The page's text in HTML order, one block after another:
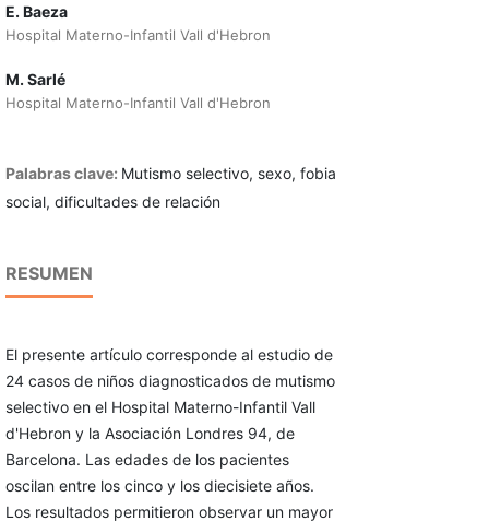
E. Baeza
Hospital Materno-Infantil Vall d'Hebron
M. Sarlé
Hospital Materno-Infantil Vall d'Hebron
Palabras clave: Mutismo selectivo, sexo, fobia
social, dificultades de relación
RESUMEN
El presente artículo corresponde al estudio de
24 casos de niños diagnosticados de mutismo
selectivo en el Hospital Materno-Infantil Vall
d'Hebron y la Asociación Londres 94, de
Barcelona. Las edades de los pacientes
oscilan entre los cinco y los diecisiete años.
Los resultados permitieron observar un mayor